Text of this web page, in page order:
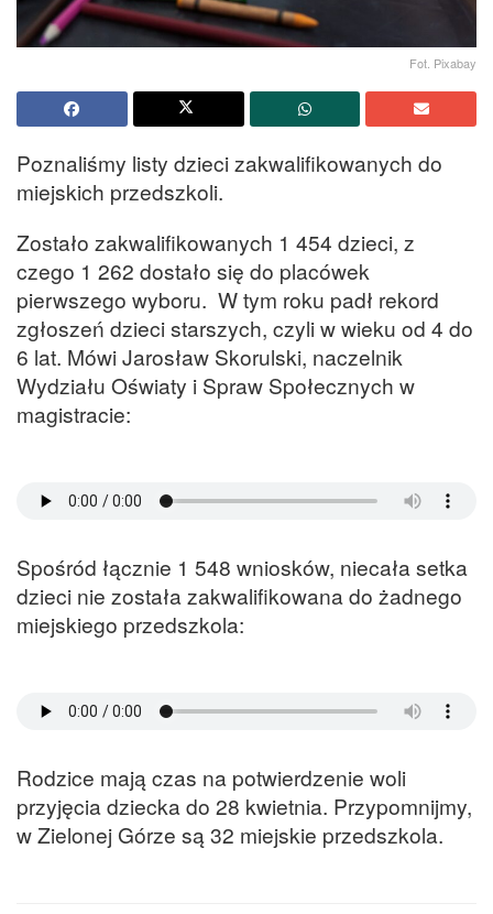
Fot. Pixabay
Poznaliśmy listy dzieci zakwalifikowanych do
miejskich przedszkoli.
Zostało zakwalifikowanych 1 454 dzieci, z
czego 1 262 dostało się do placówek
pierwszego wyboru. W tym roku padł rekord
zgłoszeń dzieci starszych, czyli w wieku od 4 do
6 lat. Mówi Jarosław Skorulski, naczelnik
Wydziału Oświaty i Spraw Społecznych w
magistracie:
Spośród łącznie 1 548 wniosków, niecała setka
dzieci nie została zakwalifikowana do żadnego
miejskiego przedszkola:
Rodzice mają czas na potwierdzenie woli
przyjęcia dziecka do 28 kwietnia. Przypomnijmy,
w Zielonej Górze są 32 miejskie przedszkola.